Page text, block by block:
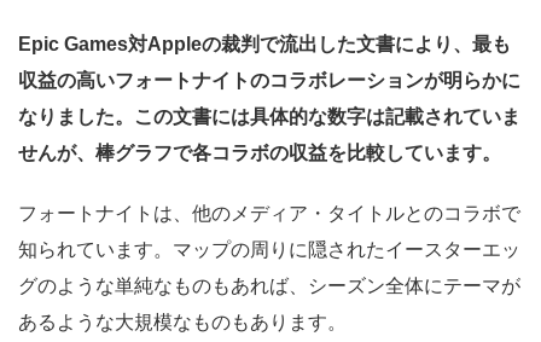
Epic Games対Appleの裁判で流出した文書により、最も
収益の高いフォートナイトのコラボレーションが明らかに
なりました。この文書には具体的な数字は記載されていま
せんが、棒グラフで各コラボの収益を比較しています。
フォートナイトは、他のメディア・タイトルとのコラボで
知られています。マップの周りに隠されたイースターエッ
グのような単純なものもあれば、シーズン全体にテーマが
あるような大規模なものもあります。